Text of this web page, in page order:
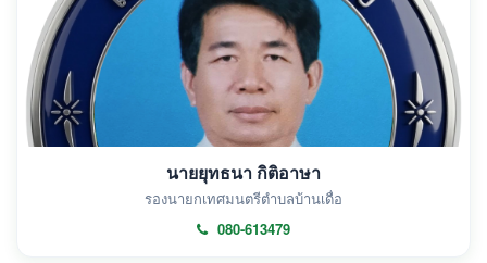
นายยุทธนา กิติอาษา
รองนายกเทศมนตรีตำบลบ้านเดื่อ
080-613479